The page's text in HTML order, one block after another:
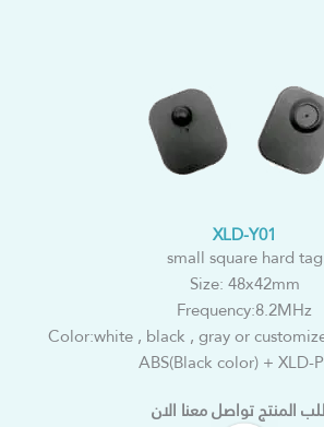
XLD-Y01
small square hard tag
Size: 48x42mm
Frequency:8.2MHz
Color:white , black , gray or
ABS(Black color) + XLD-
المنتج تواصل معنا الان